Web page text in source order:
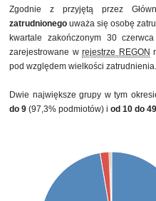
Zgodnie z przyjętą przez
zatrudnionego uważa się osobę
kwartale zakończonym 30
zarejestrowane wrejestrze REGON
pod względem wielkości zatrudnienia.
Dwie największe grupy w tym
do 9 (97,3% podmiotów) i od 10 do 49